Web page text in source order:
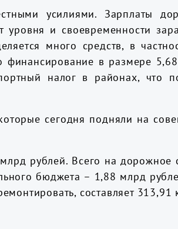
усилиями. Зарплаты
и своевременности
много средств, в
финансирование в размере
налог в районах, что
сегодня подняли на
рублей. Всего на дорожное
бюджета – 1,88 млрд
составляет 313,91